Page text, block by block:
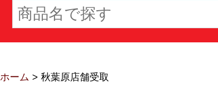
ホーム > 秋葉原店舗受取